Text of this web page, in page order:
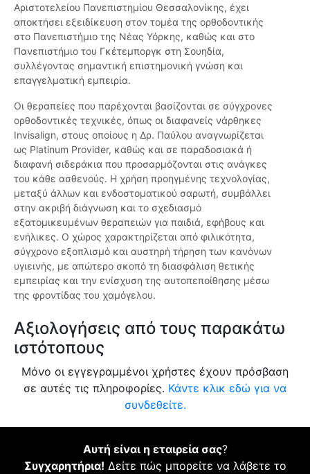
Αριστοτελείου Πανεπιστημίου Θεσσαλονίκης, έχει
αποκτήσει εξειδίκευση στον τομέα της ορθοδοντικής
στο Πανεπιστήμιο της Νέας Υόρκης, καθώς και στο
Πανεπιστήμιο του Γκέτεμποργκ στη Σουηδία,
συλλέγοντας σημαντική επιστημονική γνώση και
επαγγελματική εμπειρία.
Οι θεραπείες που παρέχονται βασίζονται σε σύγχρονες
ορθοδοντικές τεχνικές, όπως οι διαφανείς νάρθηκες
Invisalign, στους οποίους η Δρ. Παύλου αναγνωρίζεται
ως Platinum Provider, καθώς και σε παραδοσιακά ή
διαφανή σιδεράκια που προσαρμόζονται στις ανάγκες
του κάθε ασθενούς. Η χρήση προηγμένης τεχνολογίας,
μεταξύ άλλων και ενδοστοματικού σαρωτή, συμβάλλει
στην ακριβή διάγνωση και το σχεδιασμό
εξατομικευμένων θεραπειών για παιδιά, εφήβους και
ενήλικες. Ο χώρος χαρακτηρίζεται από φιλικότητα,
σύγχρονο εξοπλισμό και αυστηρή τήρηση των κανόνων
υγιεινής, με απώτερο σκοπό τη διασφάλιση θετικής
εμπειρίας και την ενίσχυση της αυτοπεποίθησης μέσω
της φροντίδας του χαμόγελου.
Αξιολογήσεις από τους παρακάτω
ιστότοπους
Μόνο οι εγγεγραμμένοι χρήστες έχουν πρόσβαση
σε αυτές τις πληροφορίες. Κάντε κλικ εδώ για να
συνδεθείτε.
Αυτή είναι η εταιρεία σας?
Συγχαρητήρια! Δείτε πώς μπορείτε να λάβετε το